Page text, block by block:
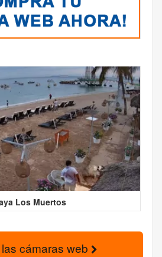
Los Muertos
cámaras web